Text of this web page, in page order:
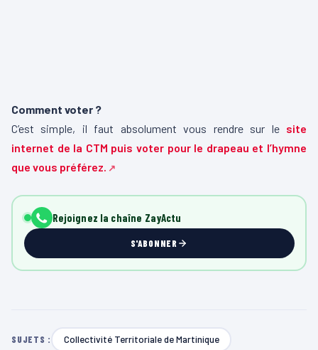
Comment voter ?
C’est simple, il faut absolument vous rendre sur le site
internet de la CTM puis voter pour le drapeau et l’hymne
que vous préférez.
Rejoignez la chaîne ZayActu
S'ABONNER
SUJETS : Collectivité Territoriale de Martinique